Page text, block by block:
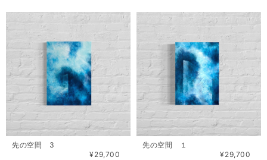
先の空間 3
¥29,700
先の空間 １
¥29,700